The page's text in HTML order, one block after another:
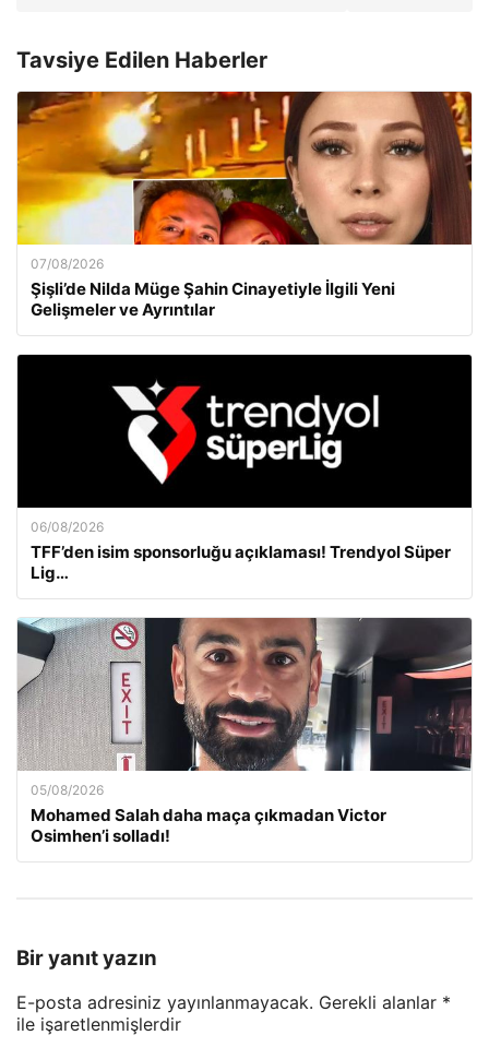
Tavsiye Edilen Haberler
07/08/2026
Şişli’de Nilda Müge Şahin Cinayetiyle İlgili Yeni
Gelişmeler ve Ayrıntılar
06/08/2026
TFF’den isim sponsorluğu açıklaması! Trendyol Süper
Lig…
05/08/2026
Mohamed Salah daha maça çıkmadan Victor
Osimhen’i solladı!
Bir yanıt yazın
E-posta adresiniz yayınlanmayacak. Gerekli alanlar *
ile işaretlenmişlerdir